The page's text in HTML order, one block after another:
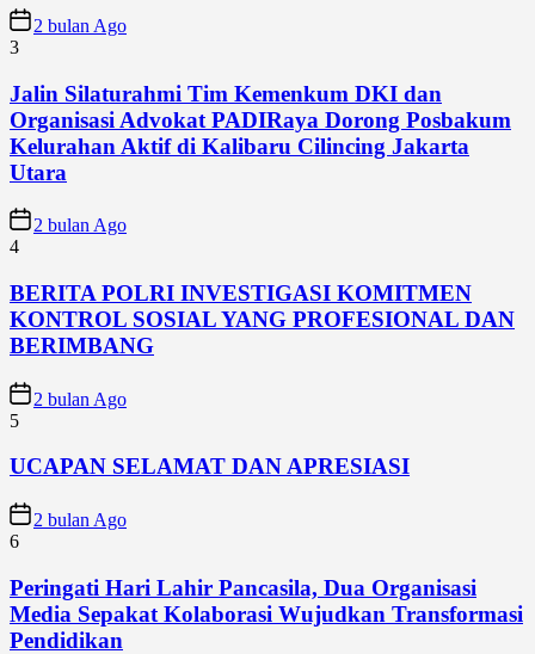
2 bulan Ago
3
Jalin Silaturahmi Tim Kemenkum DKI dan
Organisasi Advokat PADIRaya Dorong Posbakum
Kelurahan Aktif di Kalibaru Cilincing Jakarta
Utara
2 bulan Ago
4
BERITA POLRI INVESTIGASI KOMITMEN
KONTROL SOSIAL YANG PROFESIONAL DAN
BERIMBANG
2 bulan Ago
5
UCAPAN SELAMAT DAN APRESIASI
2 bulan Ago
6
Peringati Hari Lahir Pancasila, Dua Organisasi
Media Sepakat Kolaborasi Wujudkan Transformasi
Pendidikan